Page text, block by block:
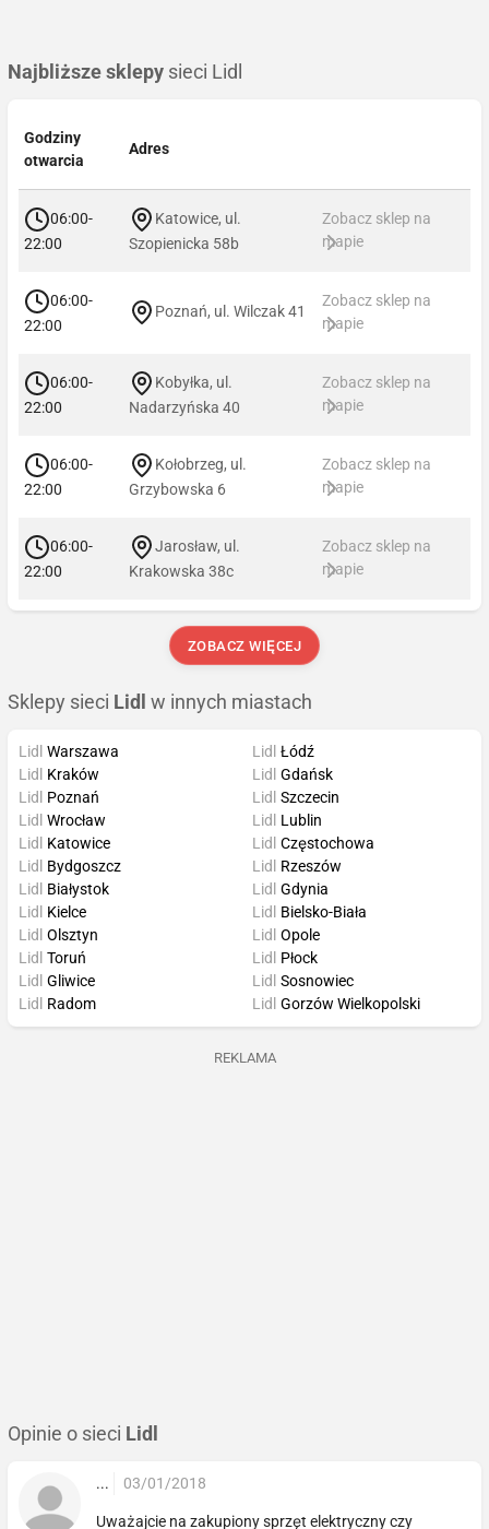
Najbliższe sklepy sieci Lidl
Godziny
otwarcia
Adres
06:00-
22:00
Katowice, ul.
Szopienicka 58b
Zobacz sklep na
mapie
06:00-
22:00
Poznań, ul. Wilczak 41
Zobacz sklep na
mapie
06:00-
22:00
Kobyłka, ul.
Nadarzyńska 40
Zobacz sklep na
mapie
06:00-
22:00
Kołobrzeg, ul.
Grzybowska 6
Zobacz sklep na
mapie
06:00-
22:00
Jarosław, ul.
Krakowska 38c
Zobacz sklep na
mapie
ZOBACZ WIĘCEJ
Sklepy sieci Lidl w innych miastach
Lidl Warszawa
Lidl
Kraków
Lidl
Poznań
Lidl Wrocław
Lidl Łódź
Lidl Gdańsk
Lidl Szczecin
Lidl
Lublin
Lidl
Katowice
Lidl
Bydgoszcz
Lidl
Białystok
Lidl
Kielce
Lidl Częstochowa
Lidl
Rzeszów
Lidl Gdynia
Lidl
Bielsko-Biała
Lidl Olsztyn
Lidl Toruń
Lidl Gliwice
Lidl
Radom
Lidl Opole
Lidl
Płock
Lidl Sosnowiec
Lidl Gorzów Wielkopolski
REKLAMA
Opinie o sieci Lidl
... 03/01/2018
Uważajcie na zakupiony sprzęt elektryczny czy